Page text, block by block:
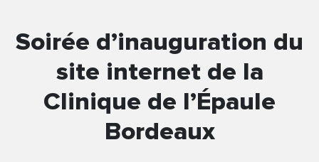
Soirée d’inauguration du
site internet de la
Clinique de l’Épaule
Bordeaux